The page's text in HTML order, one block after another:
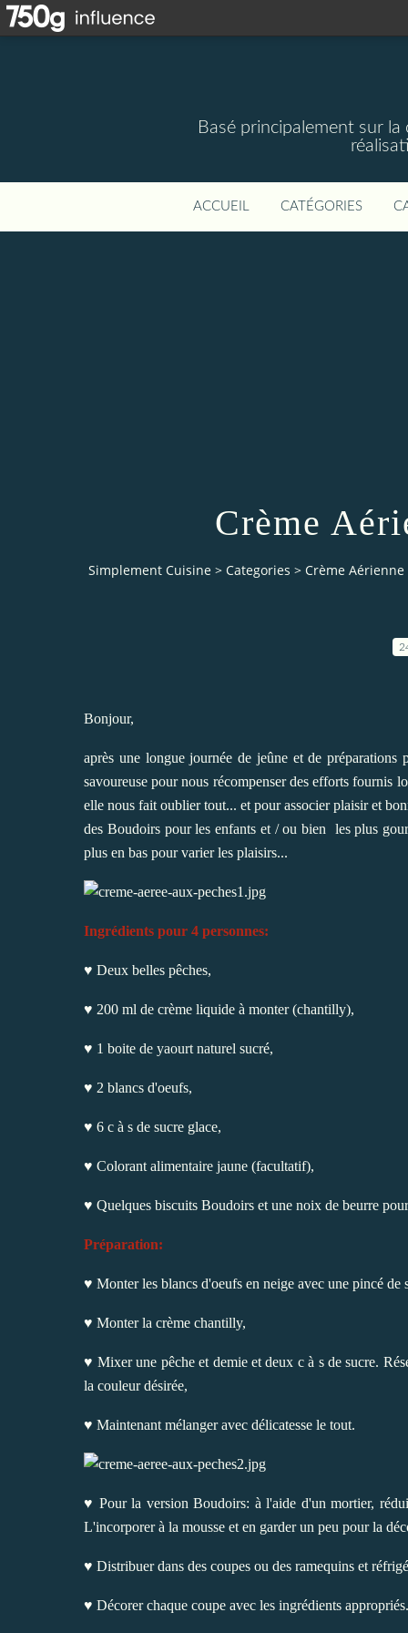
Basé principalement sur
ACCUEIL CATÉGORIES
Crème
Simplement Cuisine > Categories > Crème Aérienne
Bonjour,
après une longue journée de jeûne et de
savoureuse pour nous récompenser des efforts fournis
elle nous fait oublier tout... et pour associer plaisir et
des Boudoirs pour les enfants et / ou bien les plus
plus en bas pour varier les plaisirs...
Ingrédients pour 4 personnes:
♥ Deux belles pêches,
♥ 200 ml de crème liquide à monter (chantilly),
♥ 1 boite de yaourt naturel sucré,
♥ 2 blancs d'oeufs,
♥ 6 c à s de sucre glace,
♥ Colorant alimentaire jaune (facultatif),
♥ Quelques biscuits Boudoirs et une noix de beurre
Préparation:
♥ Monter les blancs d'oeufs en neige avec une pincé
♥ Monter la crème chantilly,
♥ Mixer une pêche et demie et deux c à s de sucre.
la couleur désirée,
♥ Maintenant mélanger avec délicatesse le tout.
♥ Pour la version Boudoirs: à l'aide d'un mortier,
L'incorporer à la mousse et en garder un peu pour la
♥ Distribuer dans des coupes ou des ramequins et
♥ Décorer chaque coupe avec les ingrédients appropriés.